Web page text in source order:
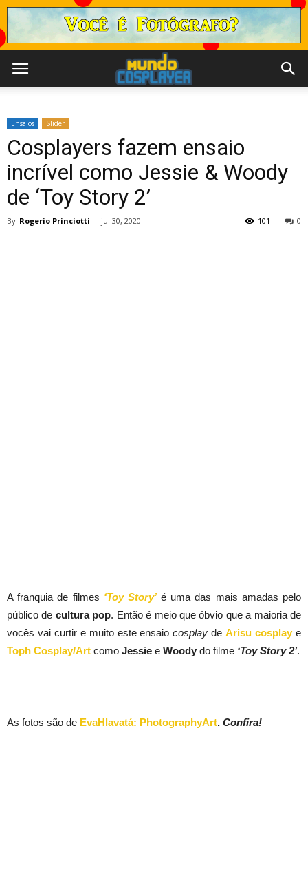
Ensaios Slider
Cosplayers fazem ensaio
incrível como Jessie & Woody
de ‘Toy Story 2’
By Rogerio Princiotti - jul 30, 2020 0
101
A franquia de filmes ‘Toy Story’é uma das mais amadas pelo
público de cultura pop. Então é meio que óbvio que a maioria de
vocês vai curtir e muito este ensaiocosplay deArisu cosplay e
Toph Cosplay/Art como Jessie e Woody do filme ‘Toy Story 2’.
As fotos são de EvaHlavatá: PhotographyArt. Confira!